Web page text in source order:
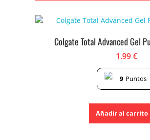
Colgate Total Advanced Gel
1.99€
9 Puntos
Añadir al carrito